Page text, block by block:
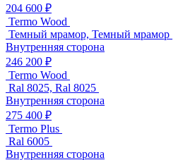
204 600 ₽
Termo Wood
Темный мрамор, Темный мрамор
Внутренняя сторона
246 200 ₽
Termo Wood
Ral 8025, Ral 8025
Внутренняя сторона
275 400 ₽
Termo Plus
Ral 6005
Внутренняя сторона